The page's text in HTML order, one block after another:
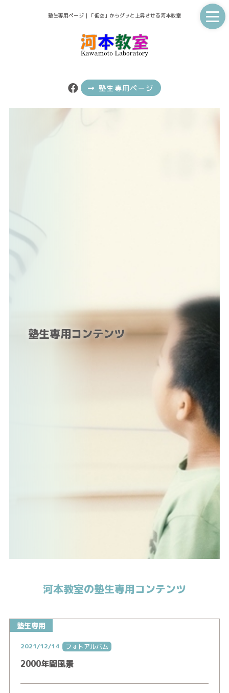
塾生専用ページ｜「低空」からグッと上昇させる河本教室
塾生専用ページ
塾生専用コンテンツ
河本教室の塾生専用コンテンツ
塾生専用
2021/12/14 フォトアルバム
2000年間風景